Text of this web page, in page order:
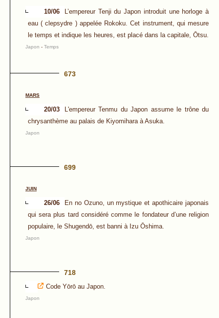
10/06
L’empereur Tenji du Japon introduit une horloge à
eau ( clepsydre ) appelée Rokoku. Cet instrument, qui mesure
le temps et indique les heures, est placé dans la capitale, Ōtsu.
Japon - Temps
673
MARS
20/03
L'empereur Tenmu du Japon assume le trône du
chrysanthème au palais de Kiyomihara à Asuka.
Japon
699
JUIN
26/06
En no Ozuno, un mystique et apothicaire japonais
qui sera plus tard considéré comme le fondateur d’une religion
populaire, le Shugendō, est banni à Izu Ōshima.
Japon
718
Code Yōrō au Japon.
Japon